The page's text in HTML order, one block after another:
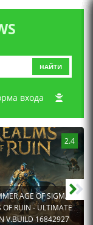
НАЙТИ
входа
2.4
AGE OF SIGMAR:
OF RUIN - ULTIMATE
V.BUILD 16842927